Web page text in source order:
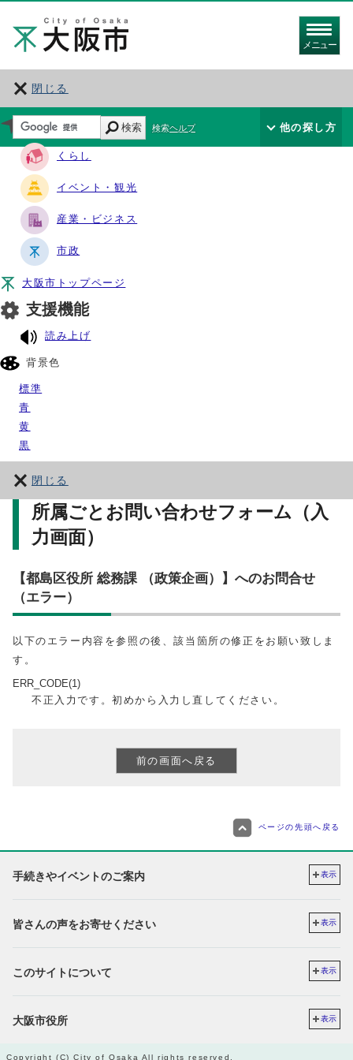
メニュー
閉じる
サイト・ナビ
くらし
イベント・観光
産業・ビジネス
市政
大阪市トップページ
支援機能
読み上げ
背景色
標準
青
黄
黒
閉じる
検索 検索ヘルプ 他の探し方
所属ごとお問い合わせフォーム（入
力画面）
【都島区役所 総務課 （政策企画）】へのお問合せ
（エラー）
以下のエラー内容を参照の後、該当箇所の修正をお願い致しま
す。
ERR_CODE(1)
不正入力です。初めから入力し直してください。
ページの先頭へ戻る
手続きやイベントのご案内 表示
皆さんの声をお寄せください 表示
このサイトについて 表示
大阪市役所 表示
Copyright (C) City of Osaka All rights reserved.